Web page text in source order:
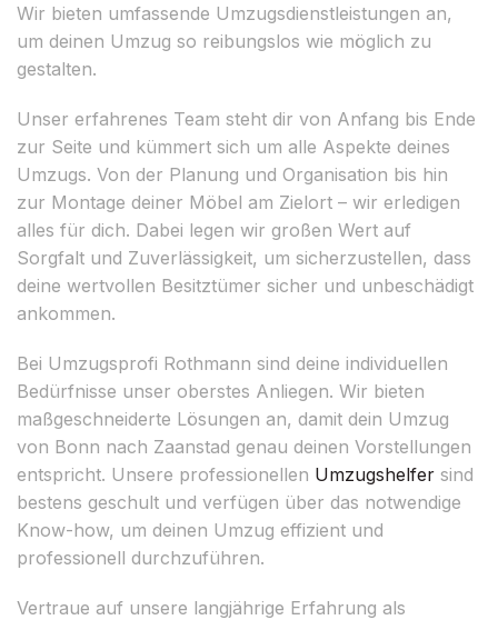
Wir bieten umfassende Umzugsdienstleistungen an,
um deinen Umzug so reibungslos wie möglich zu
gestalten.
Unser erfahrenes Team steht dir von Anfang bis Ende
zur Seite und kümmert sich um alle Aspekte deines
Umzugs. Von der Planung und Organisation bis hin
zur Montage deiner Möbel am Zielort – wir erledigen
alles für dich. Dabei legen wir großen Wert auf
Sorgfalt und Zuverlässigkeit, um sicherzustellen, dass
deine wertvollen Besitztümer sicher und unbeschädigt
ankommen.
Bei Umzugsprofi Rothmann sind deine individuellen
Bedürfnisse unser oberstes Anliegen. Wir bieten
maßgeschneiderte Lösungen an, damit dein Umzug
von Bonn nach Zaanstad genau deinen Vorstellungen
entspricht. Unsere professionellen Umzugshelfer sind
bestens geschult und verfügen über das notwendige
Know-how, um deinen Umzug effizient und
professionell durchzuführen.
Vertraue auf unsere langjährige Erfahrung als